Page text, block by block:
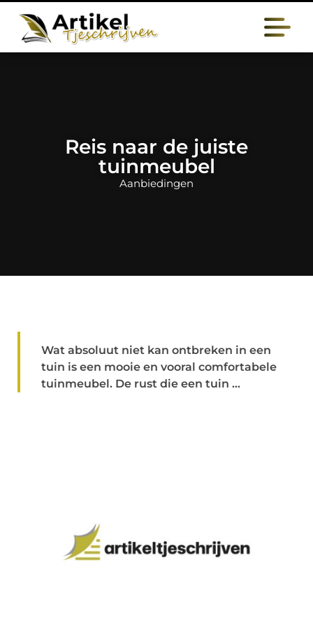
Reis naar de juiste
tuinmeubel
Aanbiedingen
Wat absoluut niet kan ontbreken in een
tuin is een mooie en vooral comfortabele
tuinmeubel. De rust die een tuin ...